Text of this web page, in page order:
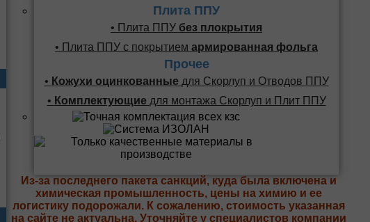
Плита ППУ
• Плита ППУ без плокрытия
• Плита ППУ с покрытием армированная фольга
Прочее
• Кожухи оцинкованные для Скорлуп и Отводов ППУ
• Комплектующие для монтажа Скорлуп и Плит ППУ
Из-за последнего пакета санкций, куда была включена и
химическая промышленность, цены на химию и ее
логистику подорожали. К сожалению, стоимость указанная
на сайте не актуальна. Уточняйте у специалистов компании